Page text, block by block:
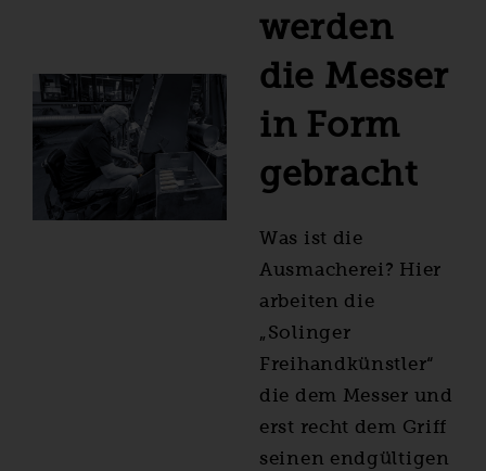
werden
die Messer
in Form
gebracht
Was ist die
Ausmacherei? Hier
arbeiten die
„Solinger
Freihandkünstler“
die dem Messer und
erst recht dem Griff
seinen endgültigen